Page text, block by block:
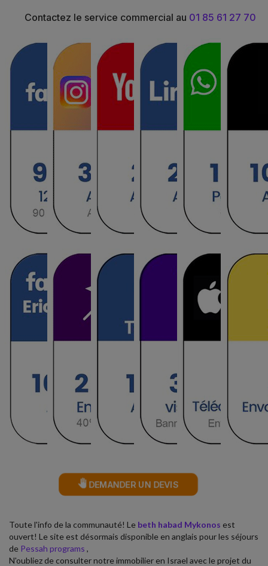
Italien
Americain Asiatique
Miznon wagram - Paris
Bassari - Rabbinat Loubavitch
Israelien
Indien
Orientale
Contactez le service commercial au 01 85 61 27 70
DEMANDER UN DEVIS
Toute l'info de la communauté! Le beth habad Mykonos est
ouvert! Le site est désormais disponible en anglais pour les séjours
de Pessah programs ,
N'oubliez de consulter notre immobilier en Israel avec le projet du